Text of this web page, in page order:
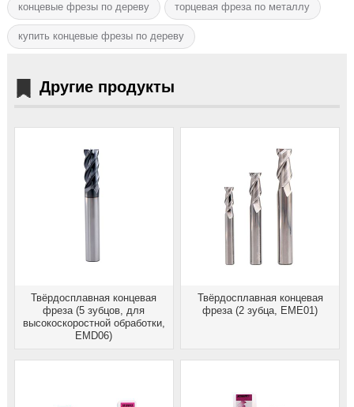
концевые фрезы по дереву торцевая фреза по металлу
купить концевые фрезы по дереву
Другие продукты
Твёрдосплавная концевая
фреза (5 зубцов, для
высокоскоростной обработки,
EMD06)
Твёрдосплавная концевая
фреза (2 зубца, EME01)